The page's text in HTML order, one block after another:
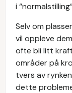
i
Selv om
vil oppleve
ofte bli litt
områder på
tvers av
dette